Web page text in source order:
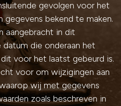
gevolgen voor het
gegevens bekend te maken.
aangebracht in dit
die onderaan het
voor het laatst gebeurd is.
voor om wijzigingen aan
wij met gegevens
zoals beschreven in